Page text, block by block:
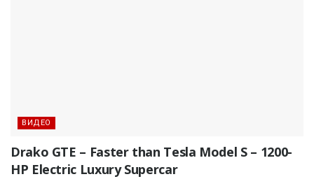
ВИДЕО
Drako GTE – Faster than Tesla Model S – 1200-
HP Electric Luxury Supercar